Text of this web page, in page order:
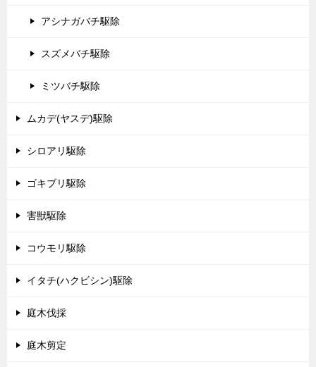
アシナガバチ駆除
スズメバチ駆除
ミツバチ駆除
ムカデ(ヤスデ)駆除
シロアリ駆除
ゴキブリ駆除
害獣駆除
コウモリ駆除
イタチ(ハクビシン)駆除
庭木伐採
庭木剪定